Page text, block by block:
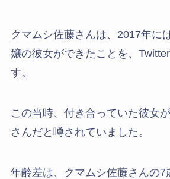
クマムシ佐藤さんは、2017年に
嬢の彼女ができたことを、
す。
この当時、付き合っていた彼女
さんだと噂されていました。
年齢差は、クマムシ佐藤さんの7